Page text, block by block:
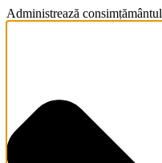
Administrează consimțământul